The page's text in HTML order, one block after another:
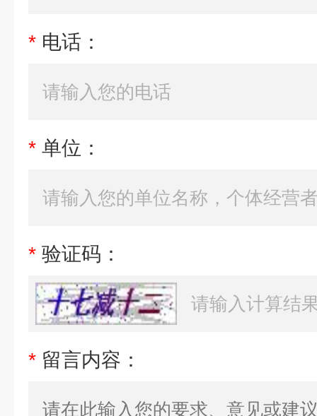
* 电话：
* 单位：
* 验证码：
* 留言内容：